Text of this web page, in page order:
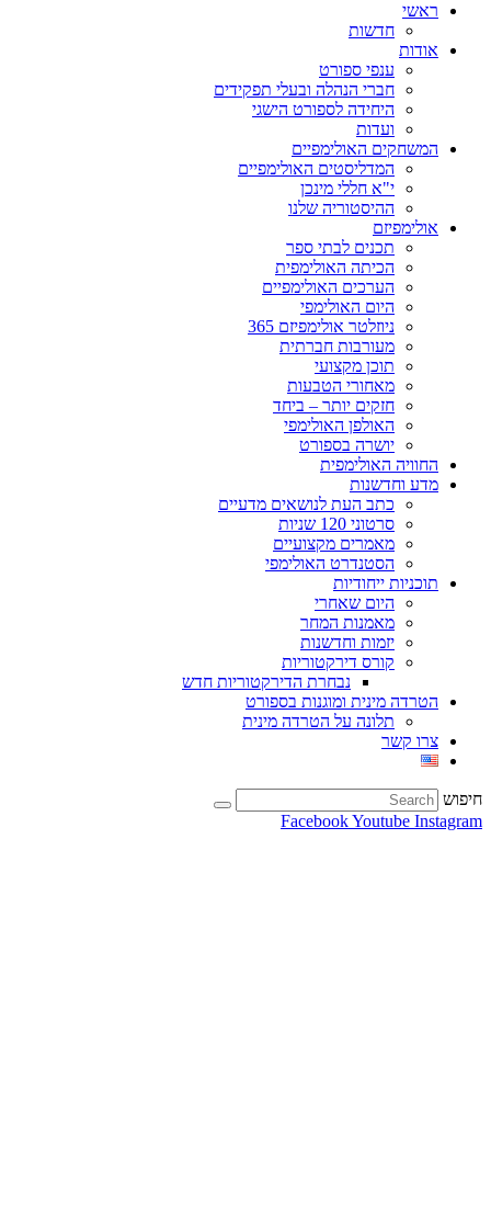
ראשי
חדשות
אודות
ענפי ספורט
חברי הנהלה ובעלי תפקידים
היחידה לספורט הישגי
ועדות
המשחקים האולימפיים
המדליסטים האולימפיים
י"א חללי מינכן
ההיסטוריה שלנו
אולימפיזם
תכנים לבתי ספר
הכיתה האולימפית
הערכים האולימפיים
היום האולימפי
ניוזלטר אולימפיזם 365
מעורבות חברתית
תוכן מקצועי
מאחורי הטבעות
חזקים יותר – ביחד
האולפן האולימפי
יושרה בספורט
החוויה האולימפית
מדע וחדשנות
כתב העת לנושאים מדעיים
סרטוני 120 שניות
מאמרים מקצועיים
הסטנדרט האולימפי
תוכניות ייחודיות
היום שאחרי
מאמנות המחר
יזמות וחדשנות
קורס דירקטוריות
נבחרת הדירקטוריות חדש
הטרדה מינית ומוגנות בספורט
תלונה על הטרדה מינית
צרו קשר
חיפוש
FacebookYoutube Instagram